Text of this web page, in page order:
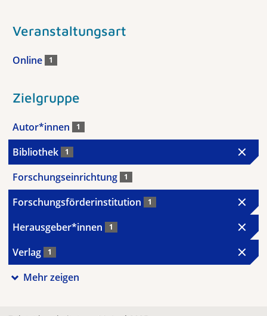
Veranstaltungsart
Online 1
Zielgruppe
Autor*innen 1
Bibliothek 1
Forschungseinrichtung 1
Forschungsförderinstitution 1
Herausgeber*innen 1
Verlag 1
Mehr zeigen